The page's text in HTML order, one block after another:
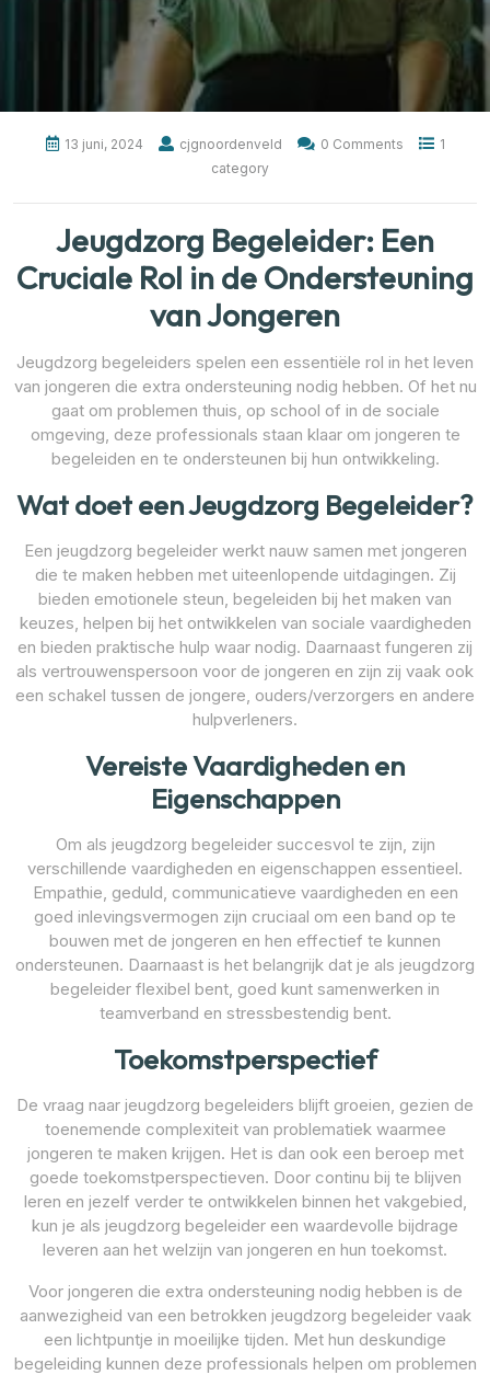
13 juni, 2024 cjgnoordenveld 0 Comments
1
category
Jeugdzorg Begeleider: Een
Cruciale Rol in de Ondersteuning
van Jongeren
Jeugdzorg begeleiders spelen een essentiële rol in het leven
van jongeren die extra ondersteuning nodig hebben. Of het nu
gaat om problemen thuis, op school of in de sociale
omgeving, deze professionals staan klaar om jongeren te
begeleiden en te ondersteunen bij hun ontwikkeling.
Wat doet een Jeugdzorg Begeleider?
Een jeugdzorg begeleider werkt nauw samen met jongeren
die te maken hebben met uiteenlopende uitdagingen. Zij
bieden emotionele steun, begeleiden bij het maken van
keuzes, helpen bij het ontwikkelen van sociale vaardigheden
en bieden praktische hulp waar nodig. Daarnaast fungeren zij
als vertrouwenspersoon voor de jongeren en zijn zij vaak ook
een schakel tussen de jongere, ouders/verzorgers en andere
hulpverleners.
Vereiste Vaardigheden en
Eigenschappen
Om als jeugdzorg begeleider succesvol te zijn, zijn
verschillende vaardigheden en eigenschappen essentieel.
Empathie, geduld, communicatieve vaardigheden en een
goed inlevingsvermogen zijn cruciaal om een band op te
bouwen met de jongeren en hen effectief te kunnen
ondersteunen. Daarnaast is het belangrijk dat je als jeugdzorg
begeleider flexibel bent, goed kunt samenwerken in
teamverband en stressbestendig bent.
Toekomstperspectief
De vraag naar jeugdzorg begeleiders blijft groeien, gezien de
toenemende complexiteit van problematiek waarmee
jongeren te maken krijgen. Het is dan ook een beroep met
goede toekomstperspectieven. Door continu bij te blijven
leren en jezelf verder te ontwikkelen binnen het vakgebied,
kun je als jeugdzorg begeleider een waardevolle bijdrage
leveren aan het welzijn van jongeren en hun toekomst.
Voor jongeren die extra ondersteuning nodig hebben is de
aanwezigheid van een betrokken jeugdzorg begeleider vaak
een lichtpuntje in moeilijke tijden. Met hun deskundige
begeleiding kunnen deze professionals helpen om problemen